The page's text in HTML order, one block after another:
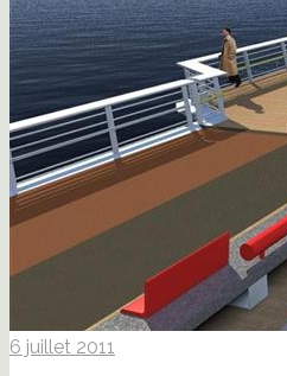
6 juillet 2011